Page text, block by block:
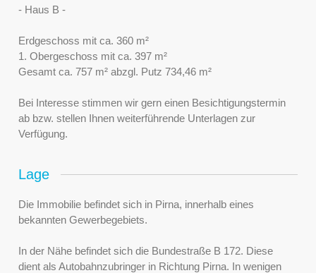
- Haus B -
Erdgeschoss mit ca. 360 m²
1. Obergeschoss mit ca. 397 m²
Gesamt ca. 757 m² abzgl. Putz 734,46 m²
Bei Interesse stimmen wir gern einen Besichtigungstermin
ab bzw. stellen Ihnen weiterführende Unterlagen zur
Verfügung.
Lage
Die Immobilie befindet sich in Pirna, innerhalb eines
bekannten Gewerbegebiets.
In der Nähe befindet sich die Bundestraße B 172. Diese
dient als Autobahnzubringer in Richtung Pirna. In wenigen